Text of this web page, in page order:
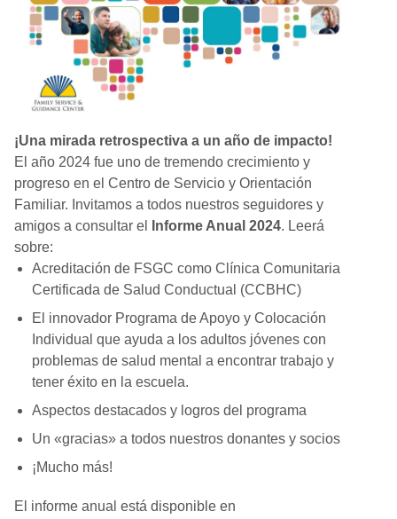
¡Una mirada retrospectiva a un año de impacto!
El año 2024 fue uno de tremendo crecimiento y
progreso en el Centro de Servicio y Orientación
Familiar. Invitamos a todos nuestros seguidores y
amigos a consultar el
Informe Anual 2024. Leerá
sobre:
Acreditación de FSGC como Clínica Comunitaria
Certificada de Salud Conductual (CCBHC)
El innovador Programa de Apoyo y Colocación
Individual que ayuda a los adultos jóvenes con
problemas de salud mental a encontrar trabajo y
tener éxito en la escuela.
Aspectos destacados y logros del programa
Un «gracias» a todos nuestros donantes y socios
¡Mucho más!
El informe anual está disponible en